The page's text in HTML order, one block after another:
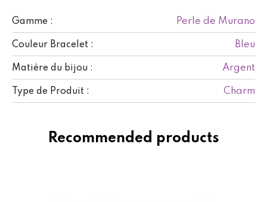
Gamme : Perle de Murano
Couleur Bracelet : Bleu
Matière du bijou : Argent
Type de Produit : Charm
Recommended products